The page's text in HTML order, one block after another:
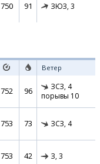
750 91 ЗЮЗ, 3
Ветер
752 96 ЗСЗ, 4
порывы 10
753 73 ЗСЗ, 4
753 42 З, 3